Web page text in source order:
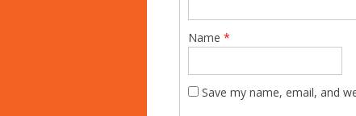
Name *
Save my name, email, and